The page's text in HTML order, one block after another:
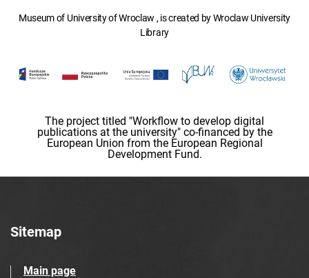
Museum of University of Wroclaw , is created by Wroclaw University
Library
The project titled "Workflow to develop digital
publications at the university" co-financed by the
European Union from the European Regional
Development Fund.
Sitemap
Main page